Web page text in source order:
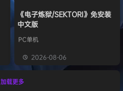
《电子炼狱/SEKTORI》免安装
中文版
PC单机
2026-08-06
加载更多